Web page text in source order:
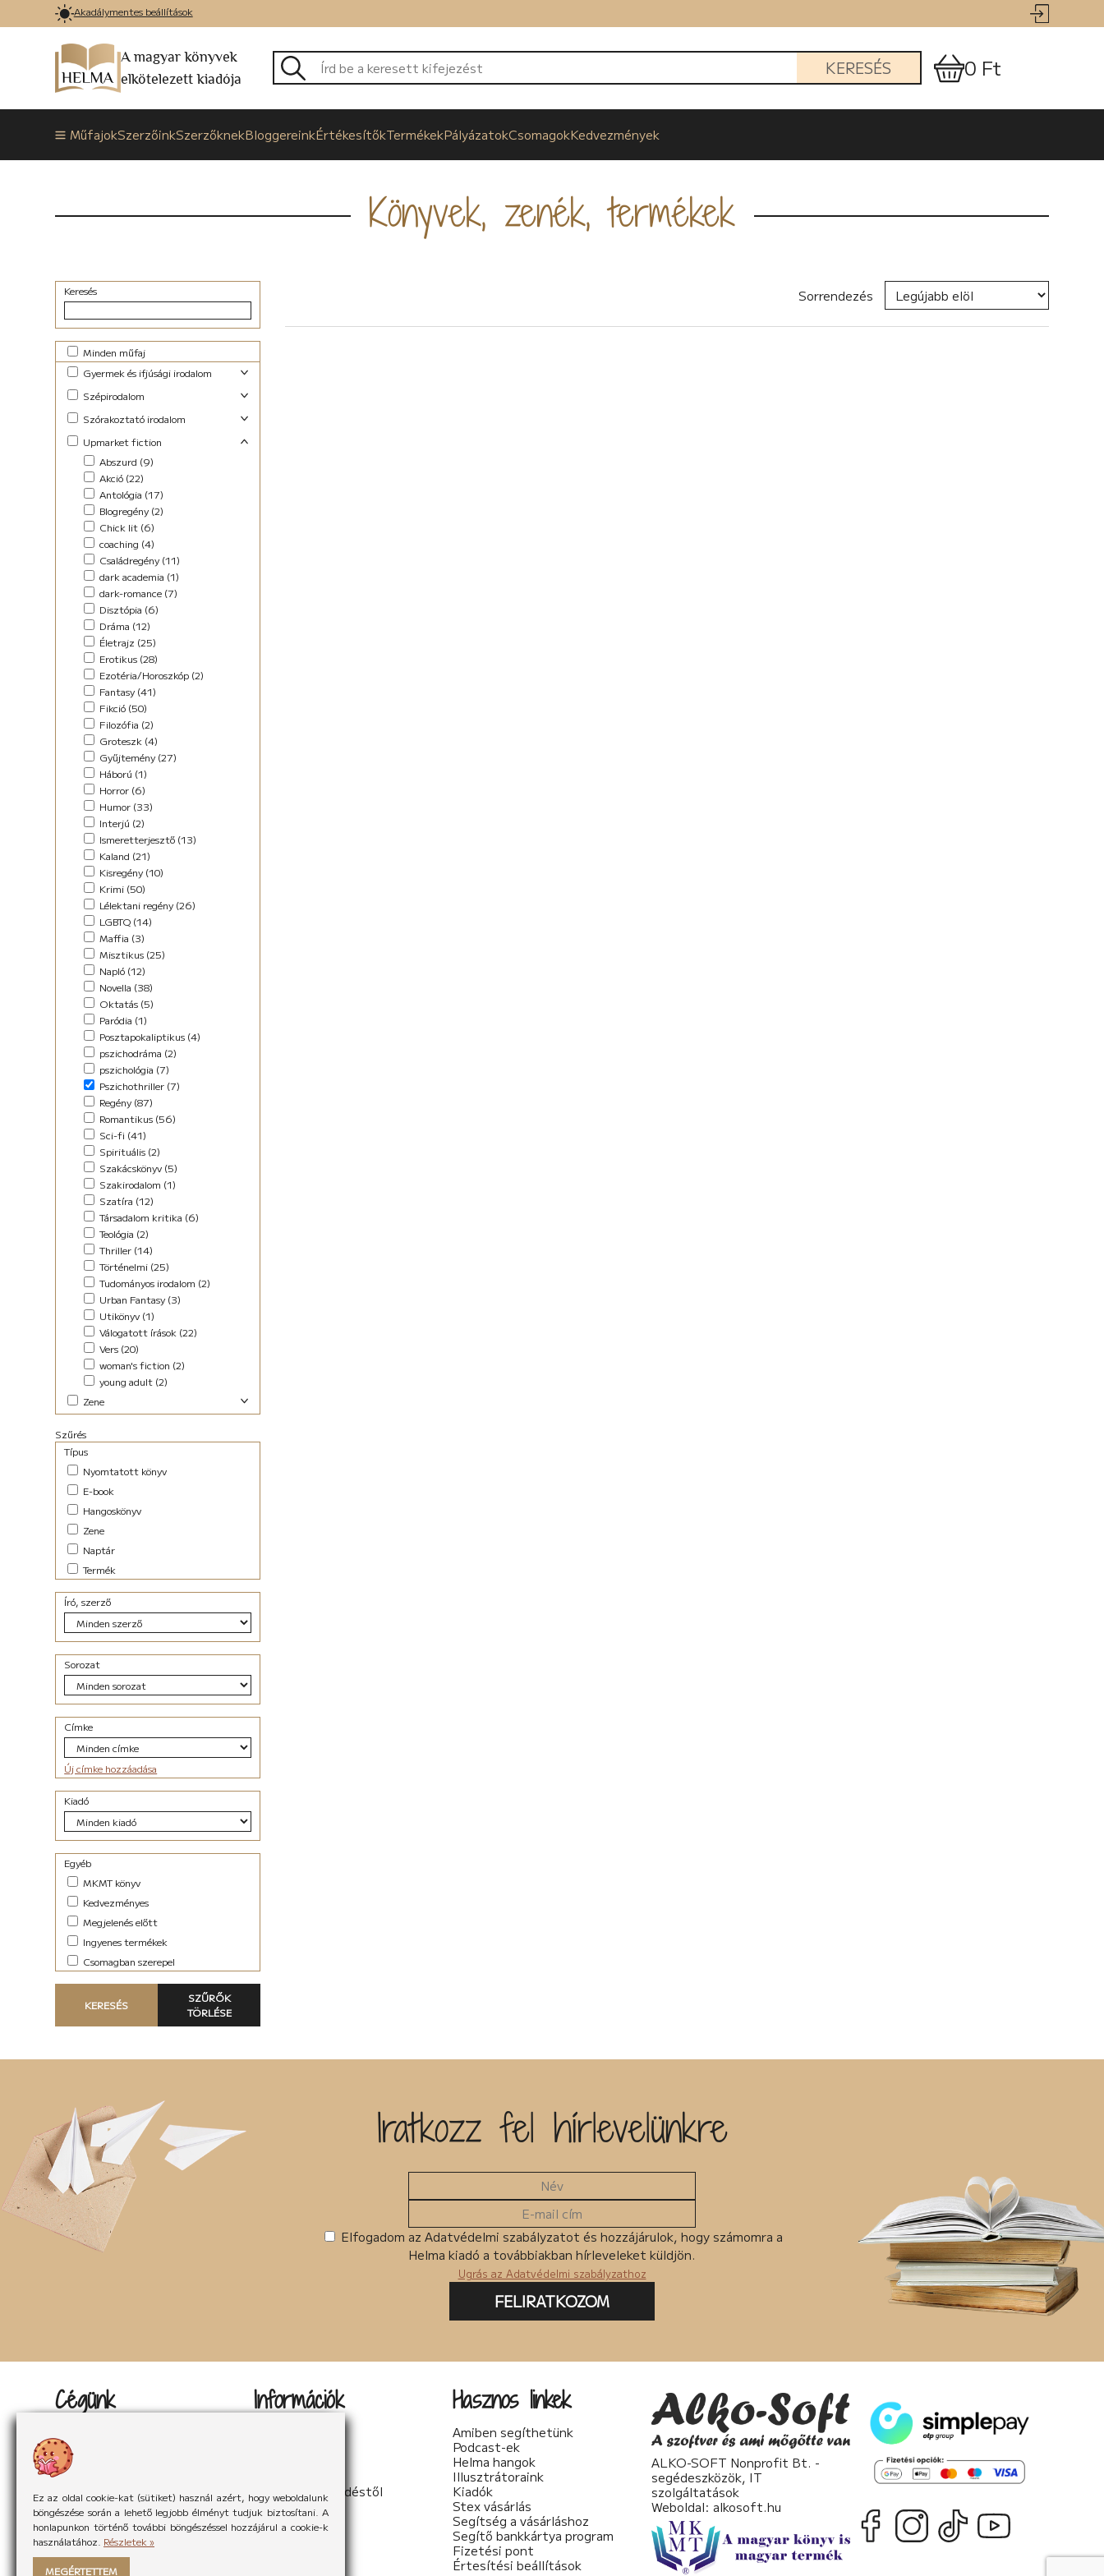
Ez az oldal cookie-kat (sütiket) használ azért, hogy weboldalunk
böngészése során a lehető legjobb élményt tudjuk biztosítani. A
honlapunkon történő további böngészéssel hozzájárul a cookie-k
használatához. Részletek »
MEGÉRTETTEM
Akadálymentes beállítások
A magyar könyvek
elkötelezett kiadója
KERESÉS 0 Ft
MűfajokSzerzőinkSzerzőknekBloggereinkÉrtékesítőkTermékekPályázatokCsomagokKedvezmények
Könyvek, zenék, termékek
Keresés
Minden műfaj
Gyermek és ifjúsági irodalom
Foglalkoztató (29)
Ifjúsági (Young Adult) (48)
Lányregény (7)
Mese (141)
New Adult (9)
Novella (4)
Vers (27)
Szépirodalom
Családregény (3)
Novella (10)
Regény (13)
Szociodráma (2)
Vers (36)
Szórakoztató irodalom
Akció (13)
Chick lit (4)
coaching (1)
Családregény (8)
Dark Fantasy (1)
Disztópia (4)
Életrajz (7)
Erotikus (14)
Ezotéria/Horoszkóp (3)
Fikció (46)
fun fiction (1)
Háború (2)
Horror (5)
Kaland (11)
Kisregény (10)
Lélektani regény (12)
Misztikus (9)
Napló (4)
New Adult (5)
Novella (34)
Oktatás (2)
Paródia (3)
Regény (42)
Romantikus (29)
Sci-fi (14)
Steampunk (1)
Urban Fantasy (2)
Utikönyv (8)
Válogatott írások (48)
Vers (17)
Upmarket fiction
Abszurd (9)
Akció (22)
Antológia (17)
Blogregény (2)
Chick lit (6)
coaching (4)
Családregény (11)
dark academia (1)
dark-romance (7)
Disztópia (6)
Dráma (12)
Életrajz (25)
Erotikus (28)
Ezotéria/Horoszkóp (2)
Fantasy (41)
Fikció (50)
Filozófia (2)
Groteszk (4)
Gyűjtemény (27)
Háború (1)
Horror (6)
Humor (33)
Interjú (2)
Ismeretterjesztő (13)
Kaland (21)
Kisregény (10)
Krimi (50)
Lélektani regény (26)
LGBTQ (14)
Maffia (3)
Misztikus (25)
Napló (12)
Novella (38)
Oktatás (5)
Paródia (1)
Posztapokaliptikus (4)
pszichodráma (2)
pszichológia (7)
Pszichothriller (7)
Regény (87)
Romantikus (56)
Sci-fi (41)
Spirituális (2)
Szakácskönyv (5)
Szakirodalom (1)
Szatíra (12)
Társadalom kritika (6)
Teológia (2)
Thriller (14)
Történelmi (25)
Tudományos irodalom (2)
Urban Fantasy (3)
Utikönyv (1)
Válogatott írások (22)
Vers (20)
woman's fiction (2)
young adult (2)
Zene
Szűrés
Típus
Nyomtatott könyv
E-book
Hangoskönyv
Zene
Naptár
Termék
Író, szerző
Sorozat
Címke
Új címke hozzáadása
Kiadó
Egyéb
MKMT könyv
Kedvezményes
Megjelenés előtt
Ingyenes termékek
Csomagban szerepel
KERESÉS
SZŰRŐK
TÖRLÉSE
Sorrendezés
Iratkozz fel hírlevelünkre
Elfogadom az Adatvédelmi szabályzatot és hozzájárulok, hogy számomra a
Helma kiadó a továbbiakban hírleveleket küldjön.
Ugrás az Adatvédelmi szabályzathoz
FELIRATKOZOM
Cégünk
Rólunk
Rólunk mondták
Hírek
Partnereink
Információk
Elállás a szerződéstől
Hasznos linkek
Amiben segíthetünk
Podcast-ek
Helma hangok
Illusztrátoraink
Kiadók
Stex vásárlás
Segítség a vásárláshoz
Segítő bankkártya program
Fizetési pont
Értesítési beállítások
ALKO-SOFT Nonprofit Bt. -
segédeszközök, IT
szolgáltatások
Weboldal: alkosoft.hu